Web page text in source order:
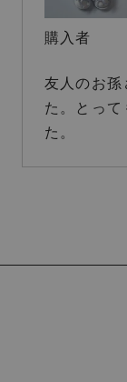
購入者
友人のお孫
た。とっ
た。